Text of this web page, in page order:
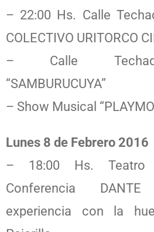
– 22:00 Hs. Calle
COLECTIVO URITORCO
– Calle
“SAMBURUCUYA”
– Show Musical
Lunes 8 de Febrero 2016
– 18:00 Hs. Teatro
Conferencia
experiencia con la